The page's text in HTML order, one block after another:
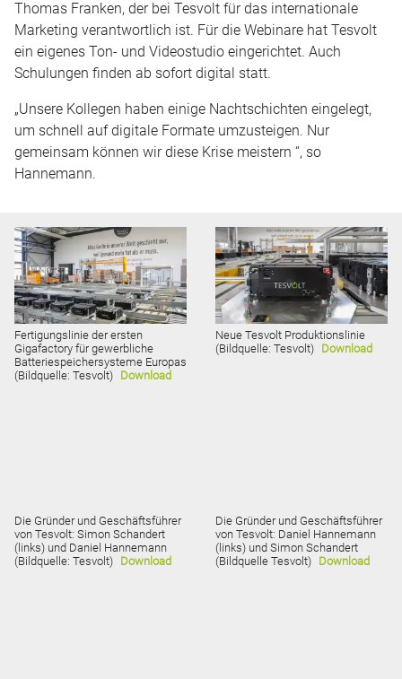
Thomas Franken, der bei Tesvolt für das internationale
Marketing verantwortlich ist. Für die Webinare hat Tesvolt
ein eigenes Ton- und Videostudio eingerichtet. Auch
Schulungen finden ab sofort digital statt.
„Unsere Kollegen haben einige Nachtschichten eingelegt,
um schnell auf digitale Formate umzusteigen. Nur
gemeinsam können wir diese Krise meistern “, so
Hannemann.
Fertigungslinie der ersten
Gigafactory für gewerbliche
Batteriespeichersysteme Europas
(Bildquelle: Tesvolt) Download
Neue Tesvolt Produktionslinie
(Bildquelle: Tesvolt) Download
Die Gründer und Geschäftsführer
von Tesvolt: Simon Schandert
(links) und Daniel Hannemann
(Bildquelle: Tesvolt) Download
Die Gründer und Geschäftsführer
von Tesvolt: Daniel Hannemann
(links) und Simon Schandert
(Bildquelle Tesvolt) Download